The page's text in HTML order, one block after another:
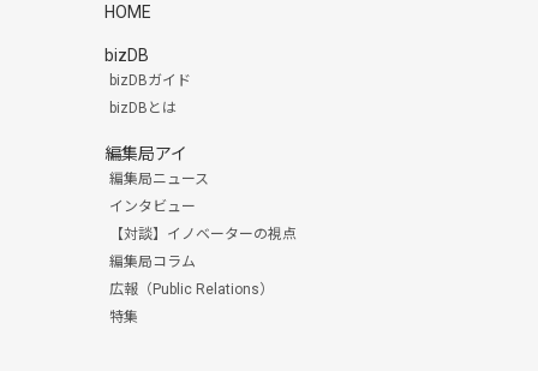
HOME
bizDB
bizDBガイド
bizDBとは
編集局アイ
編集局ニュース
インタビュー
【対談】イノベーターの視点
編集局コラム
広報（Public Relations）
特集